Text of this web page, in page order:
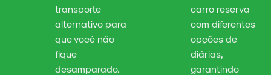
transporte
alternativo para
que você não
fique
desamparado.
carro reserva
com diferentes
opções de
diárias,
garantindo